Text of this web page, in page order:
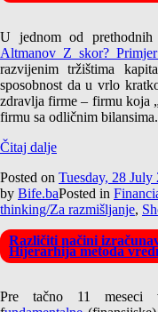
U jednom od prethodnih
Altmanov Z skor?
razvijenim tržištima
sposobnost da u vrlo
zdravlja firme – firmu koja
firmu sa odličnim bilansima.
Čitaj dalje
Posted on Tuesday, 28 July
by Bife.baPosted in
thinking/Za razmišljanje,
Različiti načini
Hijerarhija metoda
Pre tačno 11 meseci